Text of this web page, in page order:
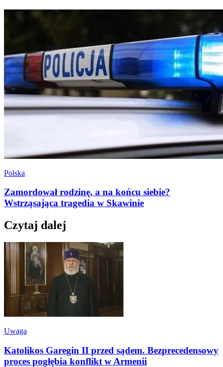
Polska
Zamordował rodzinę, a na końcu siebie?
Wstrząsająca tragedia w Skawinie
Czytaj dalej
Uwaga
Katolikos Garegin II przed sądem. Bezprecedensowy
proces pogłębia konflikt w Armenii